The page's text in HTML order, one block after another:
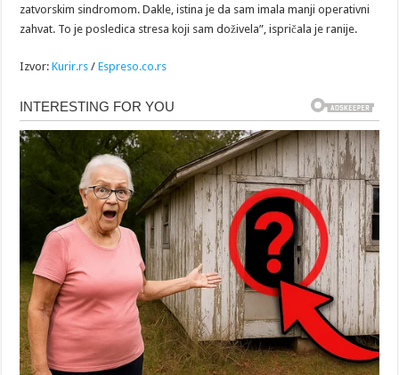
zatvorskim sindromom. Dakle, istina je da sam imala manji operativni
zahvat. To je posledica stresa koji sam doživela”, ispričala je ranije.
Izvor:Kurir.rs /Espreso.co.rs